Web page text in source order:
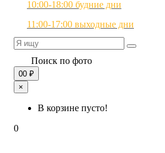
10:00-18:00 будние дни
11:00-17:00 выходные дни
Поиск по фото
00 ₽
×
В корзине пусто!
0